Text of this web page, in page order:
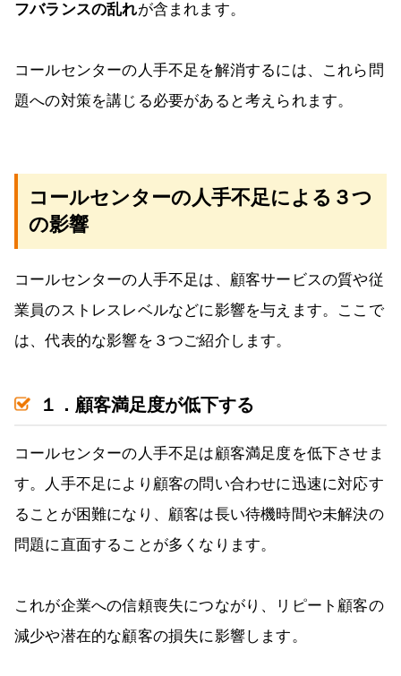
フバランスの乱れが含まれます。
コールセンターの人手不足を解消するには、これら問
題への対策を講じる必要があると考えられます。
コールセンターの人手不足による３つ
の影響
コールセンターの人手不足は、顧客サービスの質や従
業員のストレスレベルなどに影響を与えます。ここで
は、代表的な影響を３つご紹介します。
１．顧客満足度が低下する
コールセンターの人手不足は顧客満足度を低下させま
す。人手不足により顧客の問い合わせに迅速に対応す
ることが困難になり、顧客は長い待機時間や未解決の
問題に直面することが多くなります。
これが企業への信頼喪失につながり、リピート顧客の
減少や潜在的な顧客の損失に影響します。